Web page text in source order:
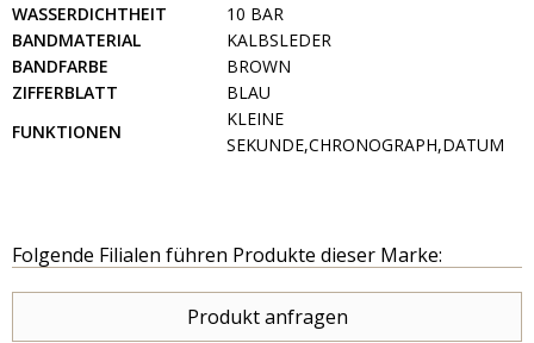
WASSERDICHTHEIT
10 BAR
BANDMATERIAL
KALBSLEDER
BANDFARBE
BROWN
ZIFFERBLATT
BLAU
FUNKTIONEN
KLEINE
SEKUNDE,CHRONOGRAPH,DATUM
Folgende Filialen führen Produkte dieser Marke:
Produkt anfragen